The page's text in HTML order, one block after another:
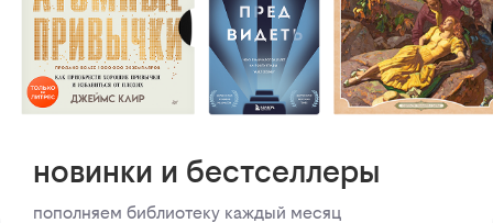
новинки и бестселлеры
пополняем библиотеку каждый месяц